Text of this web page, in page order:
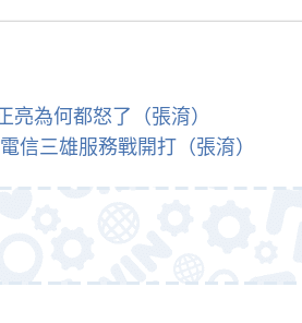
為何都怒了（張淯）
信三雄服務戰開打（張淯）